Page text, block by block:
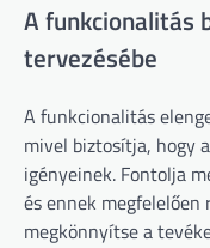
A funkcionalitás
tervezésébe
A funkcionalitás
mivel biztosítja, hogy
igényeinek. Fontolja
és ennek
megkönnyítse a